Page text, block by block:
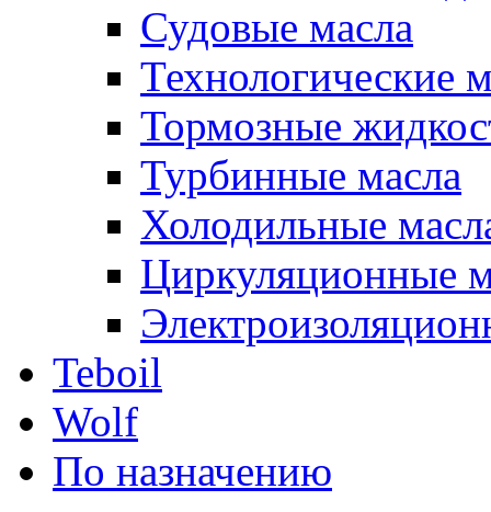
Судовые масла
Технологические
Тормозные
Турбинные масла
Холодильные
Циркуляционные
Teboil
Wolf
По назначению